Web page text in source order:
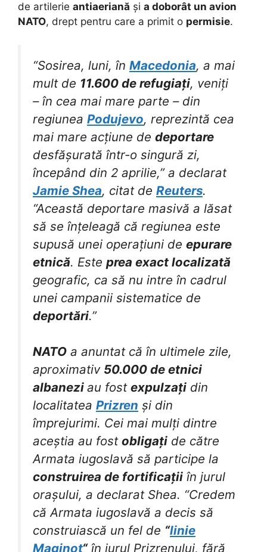
de artilerie antiaeriană și a doborât un avion
NATO, drept pentru care a primit o permisie.
“Sosirea, luni, în Macedonia, a mai
mult de 11.600 de refugiați, veniți
– în cea mai mare parte – din
regiunea Podujevo, reprezintă cea
mai mare acțiune de deportare
desfășurată într-o singură zi,
începând din 2 aprilie,” a declarat
Jamie Shea, citat de Reuters.
“Această deportare masivă a lăsat
să se înțeleagă că regiunea este
supusă unei operațiuni de epurare
etnică. Este prea exact localizată
geografic, ca să nu intre în cadrul
unei campanii sistematice de
deportări.”
NATO a anuntat că în ultimele zile,
aproximativ 50.000 de etnici
albanezi au fost expulzați din
localitatea Prizren și din
împrejurimi. Cei mai mulți dintre
aceștia au fost obligați de către
Armata iugoslavă să participe la
construirea de fortificații în jurul
orașului, a declarat Shea. “Credem
că Armata iugoslavă a decis să
construiască un fel de “linie
Maginot“în jurul Prizrenului, fără